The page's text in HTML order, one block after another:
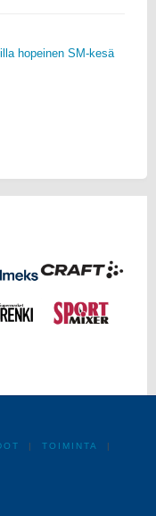
hopeinen SM-kesä
| TOIMINTA
|